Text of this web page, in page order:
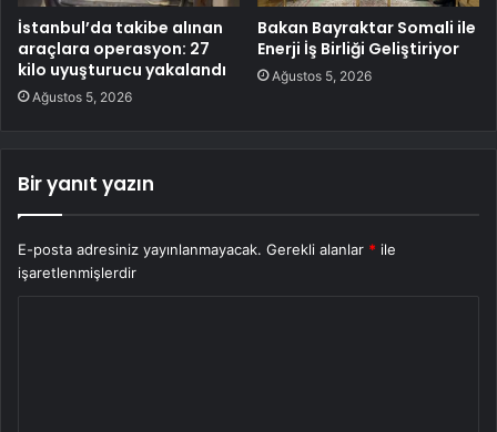
İstanbul’da takibe alınan
araçlara operasyon: 27
kilo uyuşturucu yakalandı
Ağustos 5, 2026
Bakan Bayraktar Somali ile
Enerji İş Birliği Geliştiriyor
Ağustos 5, 2026
Bir yanıt yazın
E-posta adresiniz yayınlanmayacak. Gerekli alanlar * ile
işaretlenmişlerdir